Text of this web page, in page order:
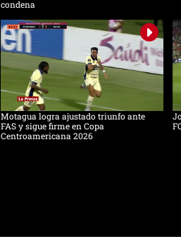
condena
Motagua logra ajustado triunfo ante
FAS y sigue firme en Copa
Centroamericana 2026